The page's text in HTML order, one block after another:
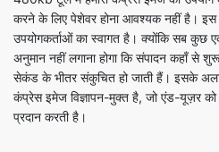
सेकंड के भीतर संकुचित हो जाती हैं। इसके
कंप्रेस इमेज विज्ञापन-मुक्त है, जो एंड-यूज़र
प्रदान करती है।